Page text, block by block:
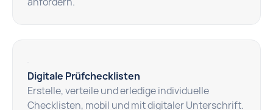
Digitale Prüfchecklisten
Erstelle, verteile und erledige individuelle
Checklisten, mobil und mit digitaler Unterschrift.